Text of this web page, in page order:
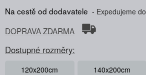
Na cestě od dodavatele Expedujeme do
DOPRAVA ZDARMA
Dostupné rozměry:
120x200cm 140x200cm